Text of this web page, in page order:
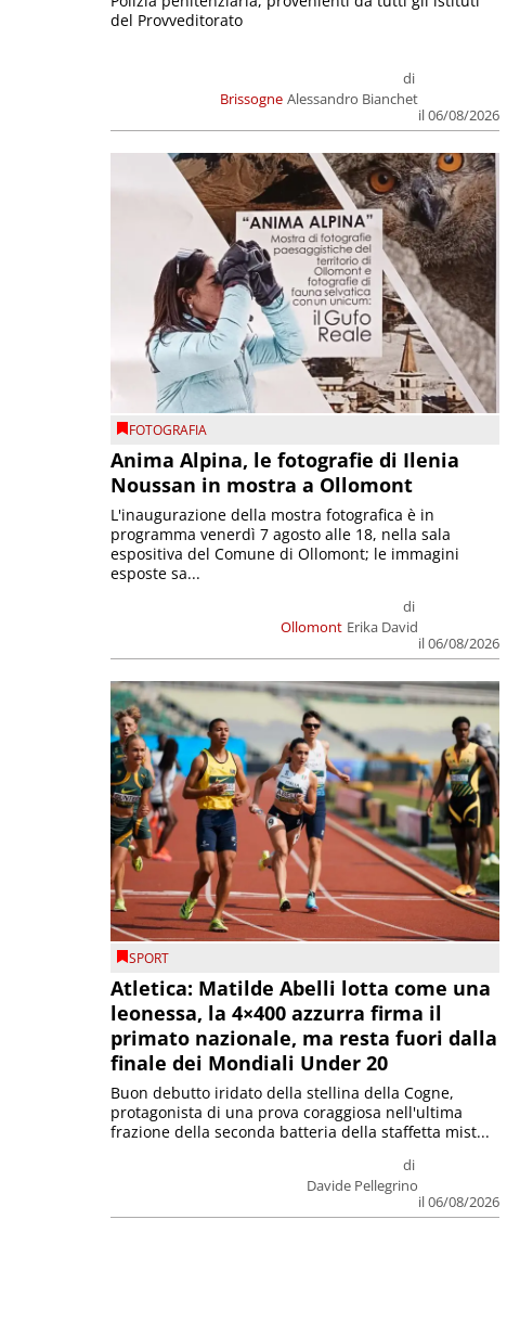
Brissogne
di
Alessandro Bianchet
il 06/08/2026
del Provveditorato
FOTOGRAFIA
Anima Alpina, le fotografie di Ilenia
Noussan in mostra a Ollomont
Ollomont
di
Erika David
il 06/08/2026
L'inaugurazione della mostra fotografica è in
programma venerdì 7 agosto alle 18, nella sala
espositiva del Comune di Ollomont; le immagini
esposte sa...
SPORT
Atletica: Matilde Abelli lotta come una
leonessa, la 4×400 azzurra firma il
primato nazionale, ma resta fuori dalla
finale dei Mondiali Under 20
di
Davide Pellegrino
il 06/08/2026
Buon debutto iridato della stellina della Cogne,
protagonista di una prova coraggiosa nell'ultima
frazione della seconda batteria della staffetta mist...